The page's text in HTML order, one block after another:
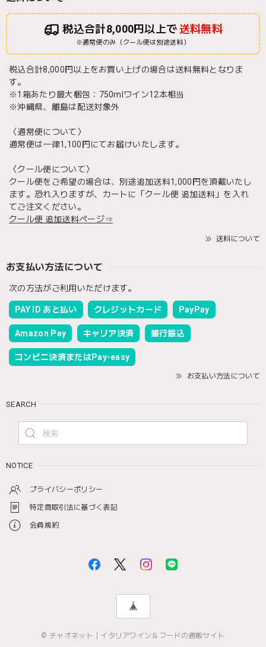
税込合計8,000円以上で送料無料
※通常便のみ（クール便は別途送料）
税込合計8,000円以上をお買い上げの場合は送料無料となりま
す。
※1箱あたり最大梱包：750mlワイン12本相当
※沖縄県、離島は配送対象外
〈通常便について〉
通常便は一律1,100円にてお届けいたします。
〈クール便について〉
クール便をご希望の場合は、別途追加送料1,000円を頂戴いたし
ます。恐れ入りますが、カートに「クール便 追加送料」を入れ
てご注文ください。
クール便 追加送料ページ⇒
送料について
お支払い方法について
次の方法がご利用いただけます。
PAY ID あと払い クレジットカード PayPay
Amazon Pay キャリア決済 銀行振込
コンビニ決済またはPay-easy
お支払い方法について
SEARCH
NOTICE
プライバシーポリシー
特定商取引法に基づく表記
会員規約
© チャオネット｜イタリアワイン＆フードの通販サイト